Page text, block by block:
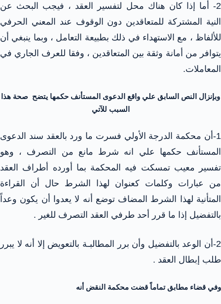
2- أما إذا كان هناك محل لتفسير العقد ، فيجب البحث عن
النية المشتركة للمتعاقدين دون الوقوف عند المعني الحرفي
للألفاظ ، مع الاستهداء في ذلك بطبيعة التعامل ، وبما ينبغي أن
يتوافر من أمانة وثقة بين المتعاقدين ، وفقا للعرف الجاري في
المعاملات.
وبإنزال النص السابق علي واقع الدعوى المستأنف حكمها يتضح صحة هذا
السبب للآتي
1-أن محكمة الدرجة الأولي فسرت ما ورد بالعقد سند الدعوى
المستأنف حكمها علي انه شرط مانع من التصرف ، وهو
تفسير معيب تمسكت فيه المحكمة بما أورده أطراف العقد
من عبارات وكلمات كعنوان لهذا الشرط حال أن القراءة
المتأنية لهذا الشرط المضاف توضع أنه لا يعدوا أن يكون وعداً
بالتفضيل إذا ما قرر أحد طرفي العقد التصرف للغير .
2-أن الوعد بالتفضيل وأن برر المطالبـة بالتعويض إلا أنه لا يبرر
طلب إبطال العقد .
وفي قضاء مطابق تماماً قضت محكمة النقض أنه